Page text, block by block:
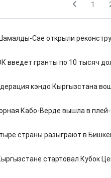
1
Сае открыли
введет гранты по 10 тысяч
кэндо Кыргызстана
Кабо-Верде вышла в
страны разыграют в
стартовал Кубок